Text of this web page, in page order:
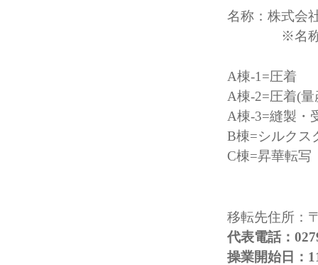
名称：株式会
※名称の後
A棟-1=圧着
A棟-2=圧着(
A棟-3=縫製・
B棟=シルクス
C棟=昇華転写
移転先住所：
代表電話：
操業開始日：